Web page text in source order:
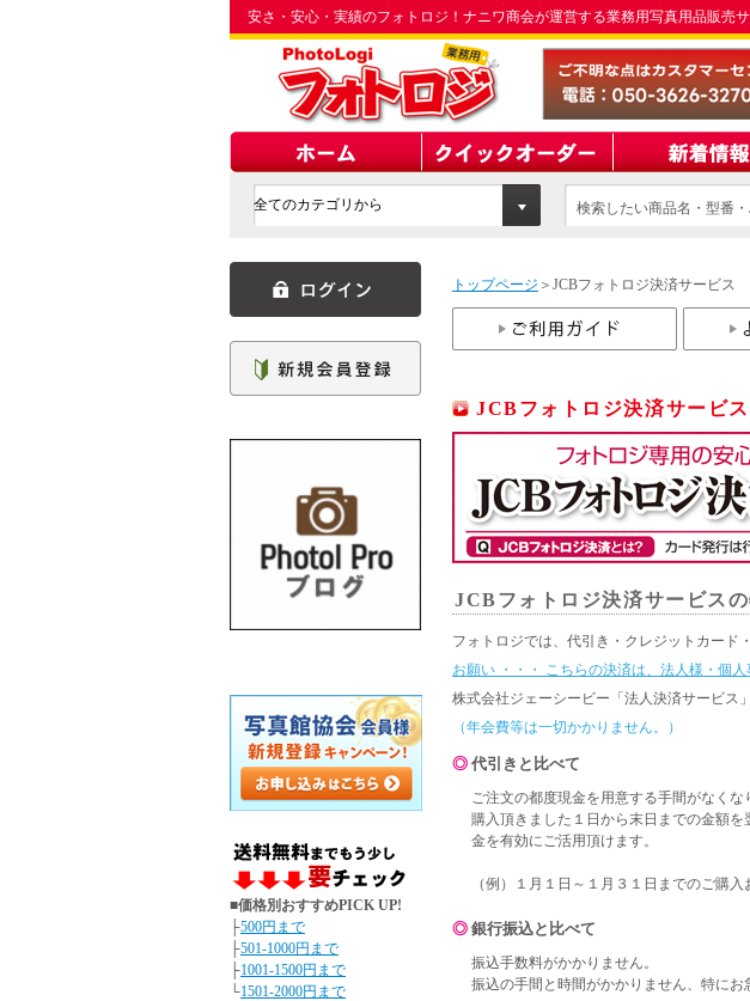
安さ・安心・実績のフォトロジ！ナニワ商会が運営する業務用写真用品販売サ
検索したい商品名・型番
トップページ ＞JCBフォトロジ決済サービス
JCBフォトロジ決済サービス
JCBフォトロジ決済サービス
フォトロジでは、代引き・クレジットカード
お願い ・・・ こちらの決済は、法人様・個
株式会社ジェーシービー「法人決済サービス
（年会費等は一切かかりません。）
◎ 代引きと比べて
ご注文の都度現金を用意する手間がなくな
購入頂きました１日から末日までの金額
金を有効にご活用頂けます。
（例）１月１日～１月３１日までのご購
◎ 銀行振込と比べて
振込手数料がかかりません。
振込の手間と時間がかかりません、特にお
■価格別おすすめPICK UP!
├500円まで
├501-1000円まで
├1001-1500円まで
└1501-2000円まで